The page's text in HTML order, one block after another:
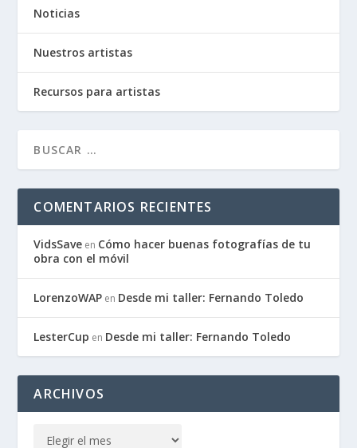
Noticias
Nuestros artistas
Recursos para artistas
COMENTARIOS RECIENTES
VidsSave en Cómo hacer buenas fotografías de tu
obra con el móvil
LorenzoWAP en Desde mi taller: Fernando Toledo
LesterCup en Desde mi taller: Fernando Toledo
ARCHIVOS